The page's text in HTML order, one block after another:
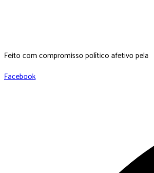
Feito com compromisso político afetivo pela
Facebook